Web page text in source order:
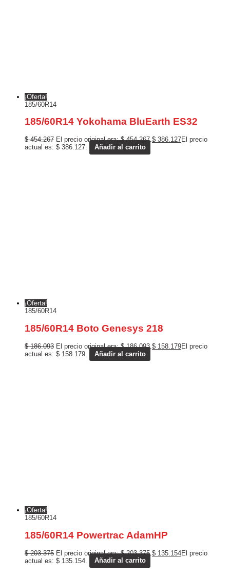
¡Oferta!
185/60R14
185/60R14 Yokohama BluEarth ES32
$454.267 El precio original era: $ 454.267.$ 386.127El precio
actual es: $ 386.127.
Añadir al carrito
¡Oferta!
185/60R14
185/60R14 Boto Genesys 218
$186.093 El precio original era: $ 186.093.$ 158.179El precio
actual es: $ 158.179.
Añadir al carrito
¡Oferta!
185/60R14
185/60R14 Powertrac AdamHP
$203.375 El precio original era: $ 203.375. $ 135.154El precio
actual es: $ 135.154.
Añadir al carrito